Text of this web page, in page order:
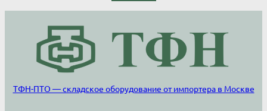
ТФН-ПТО — складское оборудование от импортера в Москве